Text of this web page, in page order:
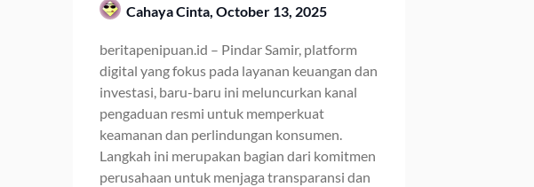
Cahaya Cinta, October 13, 2025
beritapenipuan.id – Pindar Samir, platform
digital yang fokus pada layanan keuangan dan
investasi, baru-baru ini meluncurkan kanal
pengaduan resmi untuk memperkuat
keamanan dan perlindungan konsumen.
Langkah ini merupakan bagian dari komitmen
perusahaan untuk menjaga transparansi dan